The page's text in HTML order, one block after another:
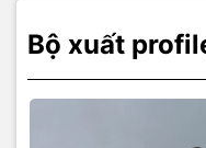
Bộ xuất
Cách lý chống nhiễu cấp